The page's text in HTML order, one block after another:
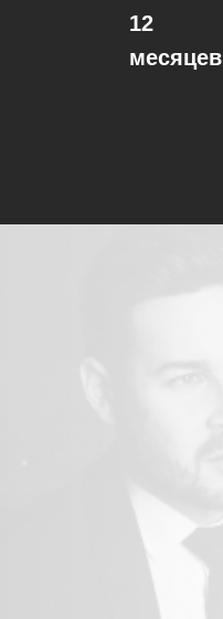
12
месяцев